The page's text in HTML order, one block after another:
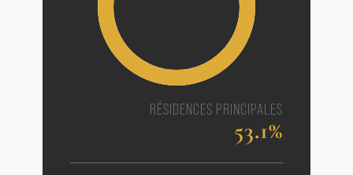
RÉSIDENCES PRINCIPALES
53.1%